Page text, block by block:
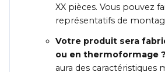
XX pièces. Vous pouvez
représentatifs de
Votre produit sera
ou en thermoformage ?
aura des caractéristiques